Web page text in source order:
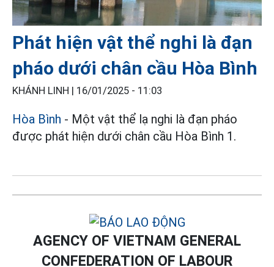
Phát hiện vật thể nghi là đạn
pháo dưới chân cầu Hòa Bình
KHÁNH LINH | 16/01/2025 - 11:03
Hòa Bình - Một vật thể lạ nghi là đạn pháo
được phát hiện dưới chân cầu Hòa Bình 1.
AGENCY OF VIETNAM GENERAL
CONFEDERATION OF LABOUR